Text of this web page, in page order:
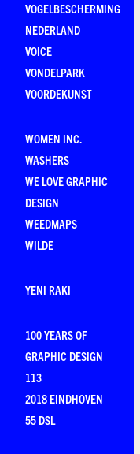
VOGELBESCHERMING
NEDERLAND
VOICE
VONDELPARK
VOORDEKUNST
WOMEN INC.
WASHERS
WE LOVE GRAPHIC
DESIGN
WEEDMAPS
WILDE
YENI RAKI
100 YEARS OF
GRAPHIC DESIGN
113
2018 EINDHOVEN
55 DSL